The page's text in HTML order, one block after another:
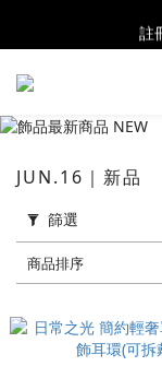
全館註
全館
JUN.16｜新品
篩選
商品排序